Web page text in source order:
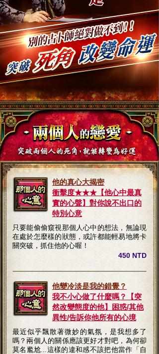
他的真心大揭密
衝擊度★★★【他心中最真
實的心聲】對你說不出口的
特別心意
只要能偷偷窺視那個人心中的想法，無論現
在處於怎麼樣的狀態，或許都能輕易地將卡
關突破，抓住他的心喔！
450 NTD
他變冷淡是我的錯覺？
我不小心做了什麼嗎？【突
然改變態度的他】困惑/其他
異性/告訴你他所有的心境
最近似乎飄散著微妙的氣氛，是我想多了
嗎？兩個人的關係應該更好才對吧，為何卻
莫名尷尬...這樣的違和感不該把他當作「自